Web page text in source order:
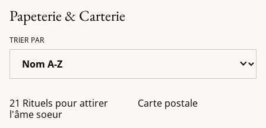
Papeterie & Carterie
TRIER PAR
21 Rituels pour attirer
l'âme soeur
Carte postale